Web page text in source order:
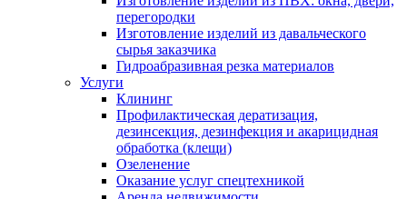
перегородки
Изготовление изделий из давальческого
сырья заказчика
Гидроабразивная резка материалов
Услуги
Клининг
Профилактическая дератизация,
дезинсекция, дезинфекция и акарицидная
обработка (клещи)
Озеленение
Оказание услуг спецтехникой